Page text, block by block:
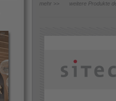
mehr >> weitere Produkte